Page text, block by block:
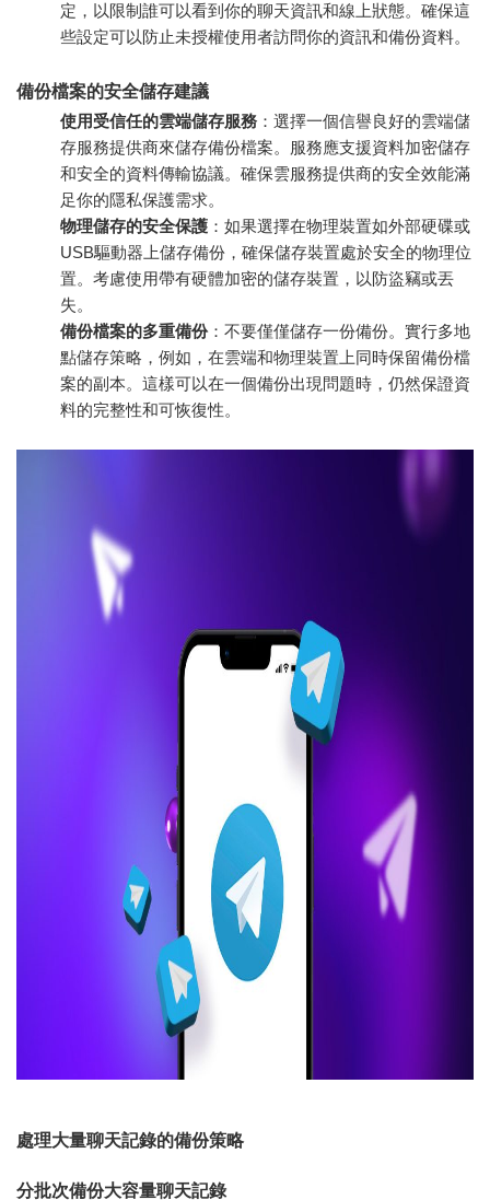
定，以限制誰可以看到你的聊天資訊和線上狀態。確保這
些設定可以防止未授權使用者訪問你的資訊和備份資料。
備份檔案的安全儲存建議
使用受信任的雲端儲存服務 ：選擇一個信譽良好的雲端儲
存服務提供商來儲存備份檔案。服務應支援資料加密儲存
和安全的資料傳輸協議。確保雲服務提供商的安全效能滿
足你的隱私保護需求。
物理儲存的安全保護 ：如果選擇在物理裝置如外部硬碟或
USB驅動器上儲存備份，確保儲存裝置處於安全的物理位
置。考慮使用帶有硬體加密的儲存裝置，以防盜竊或丟
失。
備份檔案的多重備份：不要僅僅儲存一份備份。實行多地
點儲存策略，例如，在雲端和物理裝置上同時保留備份檔
案的副本。這樣可以在一個備份出現問題時，仍然保證資
料的完整性和可恢復性。
處理大量聊天記錄的備份策略
分批次備份大容量聊天記錄